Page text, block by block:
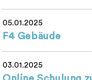
05.01.2025
F4 Gebäude
03.01.2025